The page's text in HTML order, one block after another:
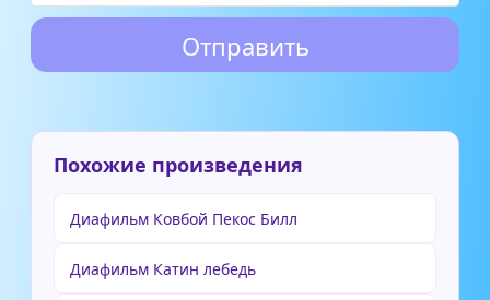
Похожие произведения
Диафильм Ковбой Пекос Билл
Диафильм Катин лебедь